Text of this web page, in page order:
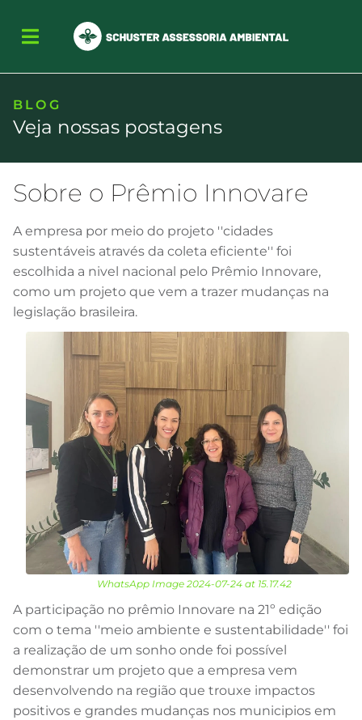
BLOG
Veja nossas postagens
Sobre o Prêmio Innovare
A empresa por meio do projeto ''cidades
sustentáveis através da coleta eficiente'' foi
escolhida a nivel nacional pelo Prêmio Innovare,
como um projeto que vem a trazer mudanças na
legislação brasileira.
WhatsApp Image 2024-07-24 at 15.17.42
A participação no prêmio Innovare na 21º edição
com o tema ''meio ambiente e sustentabilidade'' foi
a realização de um sonho onde foi possível
demonstrar um projeto que a empresa vem
desenvolvendo na região que trouxe impactos
positivos e grandes mudanças nos municipios em